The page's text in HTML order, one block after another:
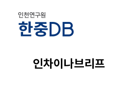
인차이나브리프